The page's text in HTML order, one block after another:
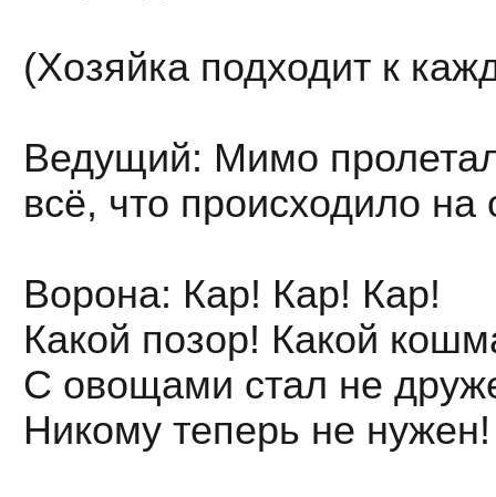
(Хозяйка подходит к
Ведущий: Мимо
всё, что происходило на
Ворона: Кар! Кар! Кар!
Какой позор! Какой
С овощами стал не
Никому теперь не нужен!